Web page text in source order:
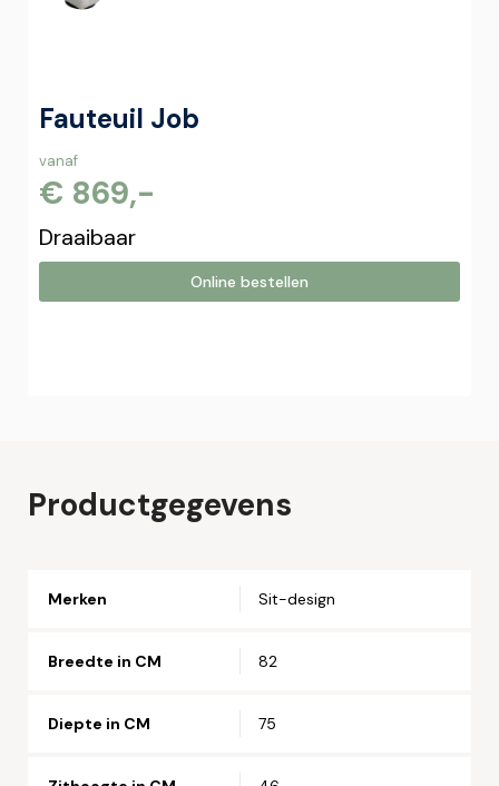
Fauteuil Job
vanaf
€ 869,-
Draaibaar
Online bestellen
Productgegevens
Merken Sit-design
Breedte in CM 82
Diepte in CM 75